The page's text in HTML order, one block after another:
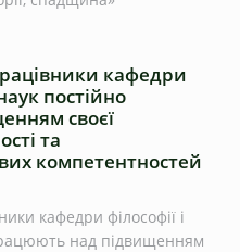
кафедри
постійно
своєї
та
компетентностей
кафедри філософії і
над підвищенням